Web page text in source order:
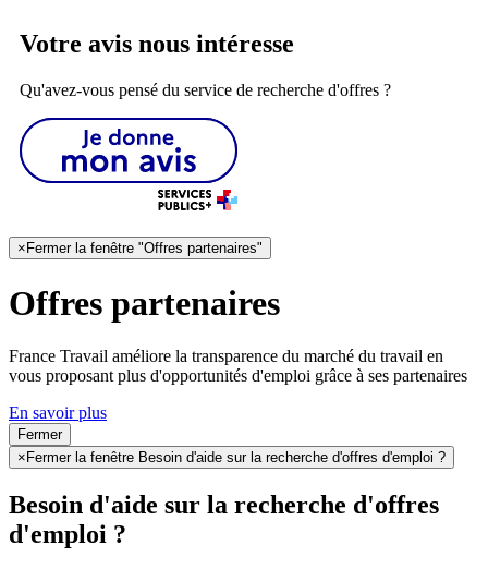
Votre avis nous intéresse
Qu'avez-vous pensé du service de recherche d'offres ?
× Fermer la fenêtre "Offres partenaires"
Offres partenaires
France Travail améliore la transparence du marché du travail en
vous proposant plus d'opportunités d'emploi grâce à ses partenaires
En savoir plus
Fermer
× Fermer la fenêtre Besoin d'aide sur la recherche d'offres d'emploi ?
Besoin d'aide sur la recherche d'offres
d'emploi ?